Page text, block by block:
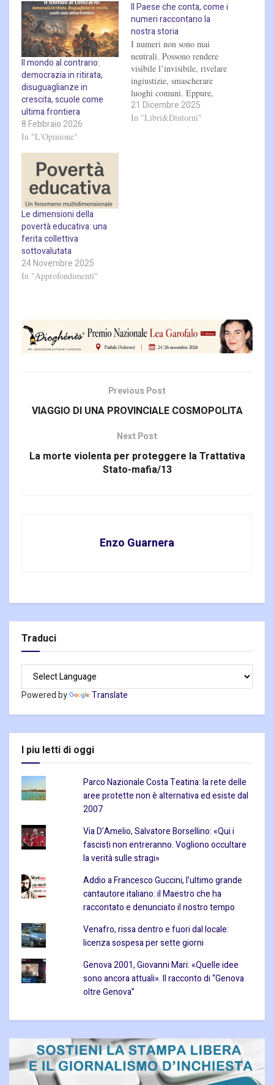
Il mondo al contrario:
democrazia in ritirata,
disuguaglianze in
crescita, scuole come
ultima frontiera
8 Febbraio 2026
In "L'Opinione"
Il Paese che conta, come i
numeri raccontano la
nostra storia
I numeri non sono mai
neutrali. Possono rendere
visibile l’invisibile, rivelare
ingiustizie, smascherare
luoghi comuni. Eppure,
quando si parla di
statistiche, molti si
21 Dicembre 2025
In "Libri&Dintorni"
Le dimensioni della
povertà educativa: una
ferita collettiva
sottovalutata
24 Novembre 2025
In "Approfondimenti"
Previous Post
VIAGGIO DI UNA PROVINCIALE COSMOPOLITA
Next Post
La morte violenta per proteggere la Trattativa
Stato-mafia/13
Enzo Guarnera
Traduci
Powered by Translate
I piu letti di oggi
Parco Nazionale Costa Teatina: la rete delle
aree protette non è alternativa ed esiste dal
2007
Via D’Amelio, Salvatore Borsellino: «Qui i
fascisti non entreranno. Vogliono occultare
la verità sulle stragi»
Addio a Francesco Guccini, l’ultimo grande
cantautore italiano: il Maestro che ha
raccontato e denunciato il nostro tempo
Venafro, rissa dentro e fuori dal locale:
licenza sospesa per sette giorni
Genova 2001, Giovanni Mari: «Quelle idee
sono ancora attuali». Il racconto di “Genova
oltre Genova”